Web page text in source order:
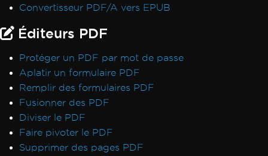
Exception de déploiement pour IronPdf.Slim
Incompatibilité de version ClickOnce
PDF/UA affiche un fond gris
Convertisseur PDF/A vers EPUB
Éditeurs PDF
Protéger un PDF par mot de passe
Aplatir un formulaire PDF
Remplir des formulaires PDF
Fusionner des PDF
Diviser le PDF
Faire pivoter le PDF
Supprimer des pages PDF